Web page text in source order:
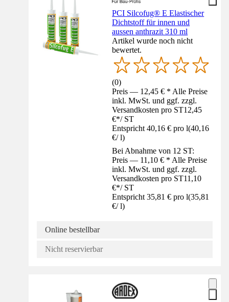
PCI Silcofug® E Elastischer
Dichtstoff für innen und
aussen anthrazit 310 ml
Artikel wurde noch nicht
bewertet.
(0)
Preis — 12,45 € * Alle Preise
inkl. MwSt. und ggf. zzgl.
Versandkosten pro ST12,45
€*/ ST
Entspricht 40,16 € pro l(40,16
€/ l)
Bei Abnahme von 12 ST:
Preis — 11,10 € * Alle Preise
inkl. MwSt. und ggf. zzgl.
Versandkosten pro ST11,10
€*/ ST
Entspricht 35,81 € pro l(35,81
€/ l)
Online bestellbar
Nicht reservierbar